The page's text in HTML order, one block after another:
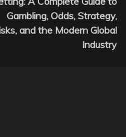
Gambling, Odds, Strategy,
and the Modern Global
Industry